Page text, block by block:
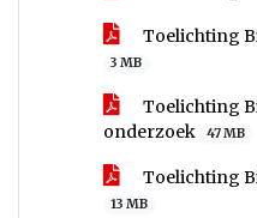
Toelichting
3 MB
Toelichting
onderzoek
47 MB
Toelichting
13 MB